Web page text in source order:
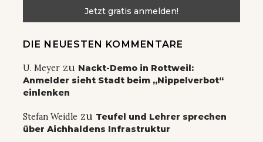
DIE NEUESTEN KOMMENTARE
U. Meyer zu Nackt-Demo in Rottweil:
Anmelder sieht Stadt beim „Nippelverbot“
einlenken
Stefan Weidle zu Teufel und Lehrer sprechen
über Aichhaldens Infrastruktur